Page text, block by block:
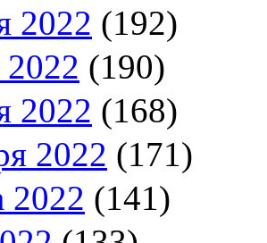
2022 (192)
(190)
2022 (168)
2022 (171)
2022 (141)